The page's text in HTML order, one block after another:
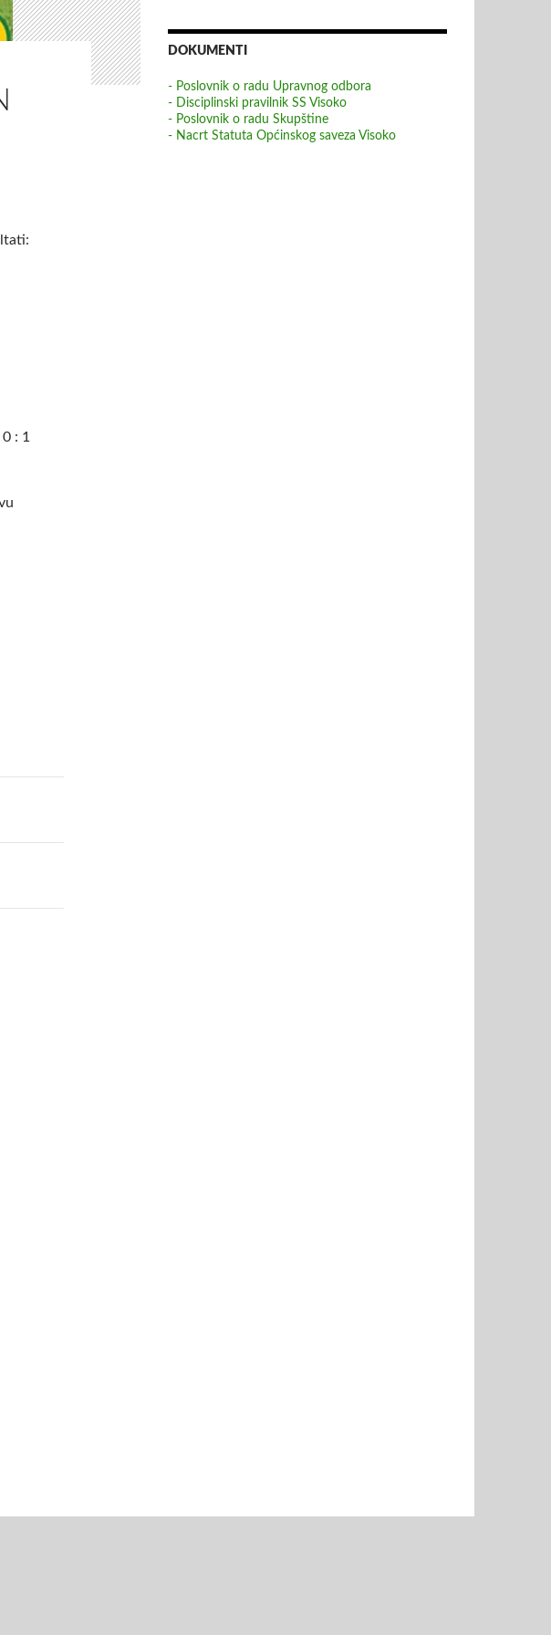
: 1
DOKUMENTI
- Poslovnik o radu Upravnog odbora
- Disciplinski pravilnik SS Visoko
- Poslovnik o radu Skupštine
- Nacrt Statuta Općinskog saveza Visoko